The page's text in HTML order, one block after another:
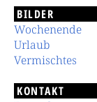
BILDER
Wochenende
Urlaub
Vermischtes
KONTAKT